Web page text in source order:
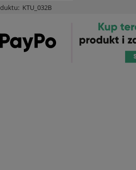
KTU_032B